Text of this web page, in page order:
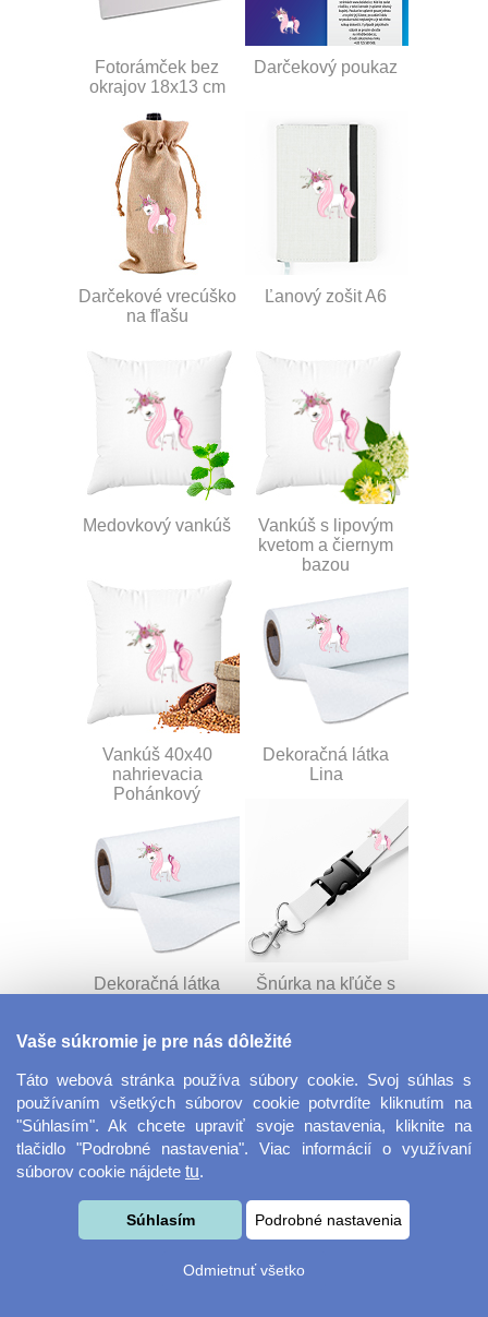
Fotorámček bez
okrajov 18x13 cm
Darčekový poukaz
Darčekové vrecúško
na fľašu
Ľanový zošit A6
Medovkový vankúš
Vankúš s lipovým
kvetom a čiernym
bazou
Vankúš 40x40
nahrievacia
Pohánkový
Dekoračná látka
Lina
Dekoračná látka
Šnúrka na kľúče s
Velkoformátová
Desiatový box
Vaše súkromie je pre nás dôležité
Táto webová stránka používa súbory cookie. Svoj súhlas s
používaním všetkých súborov cookie potvrdíte kliknutím na
"Súhlasím". Ak chcete upraviť svoje nastavenia, kliknite na
tlačidlo "Podrobné nastavenia". Viac informácií o využívaní
súborov cookie nájdete tu.
Súhlasím Podrobné nastavenia
Odmietnuť všetko